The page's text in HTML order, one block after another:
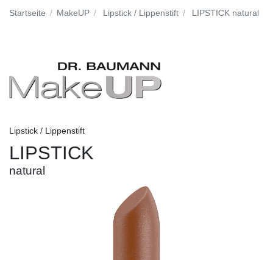
Startseite MakeUP Lipstick / Lippenstift LIPSTICK natural
Lipstick / Lippenstift
LIPSTICK
natural